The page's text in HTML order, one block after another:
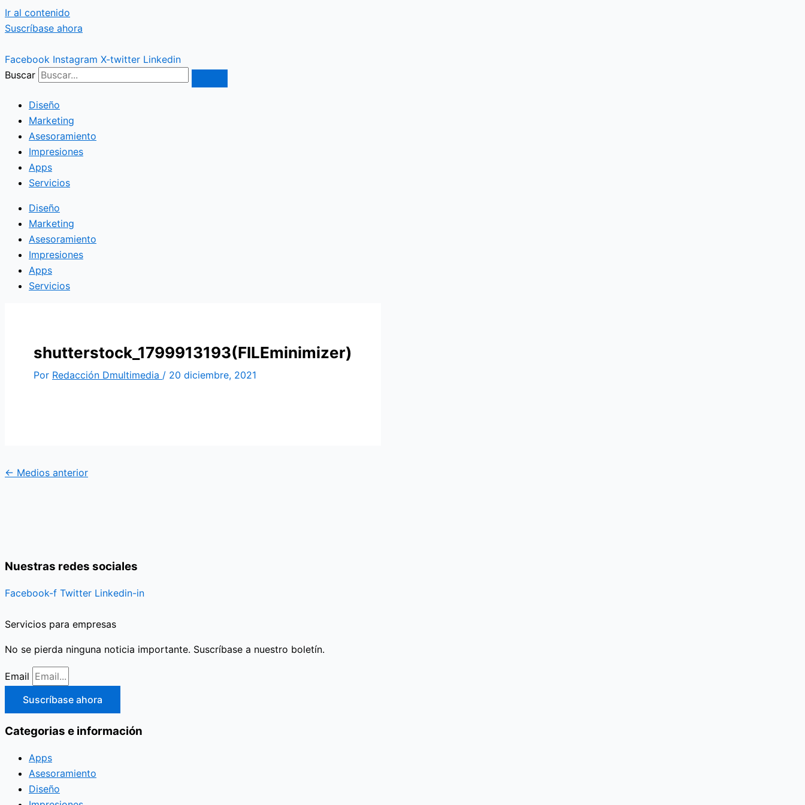
Ir al contenido
Suscríbase ahora
Facebook Instagram X-twitter Linkedin
Buscar
Diseño
Marketing
Asesoramiento
Impresiones
Apps
Servicios
Diseño
Marketing
Asesoramiento
Impresiones
Apps
Servicios
shutterstock_1799913193(FILEminimizer)
Por Redacción Dmultimedia / 20 diciembre, 2021
← Medios anterior
Nuestras redes sociales
Facebook-f Twitter Linkedin-in
Servicios para empresas
No se pierda ninguna noticia importante. Suscríbase a nuestro boletín.
Email
Suscríbase ahora
Categorias e información
Apps
Asesoramiento
Diseño